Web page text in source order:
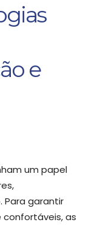
e
um papel
Para garantir
confortáveis, as